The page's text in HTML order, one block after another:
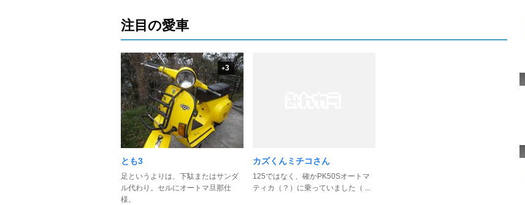
注目の愛車
+3
とも3
足というよりは、下駄またはサンダ
ル代わり。セルにオートマ旦那仕
様。
カズくんミチコさん
125ではなく、確かPK50Sオートマ
ティカ（？）に乗っていました（ ...